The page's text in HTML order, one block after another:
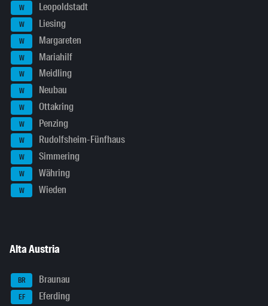
W Leopoldstadt
W Liesing
W Margareten
W Mariahilf
W Meidling
W Neubau
W Ottakring
W Penzing
W Rudolfsheim-Fünfhaus
W Simmering
W Währing
W Wieden
Alta Austria
BR Braunau
EF Eferding